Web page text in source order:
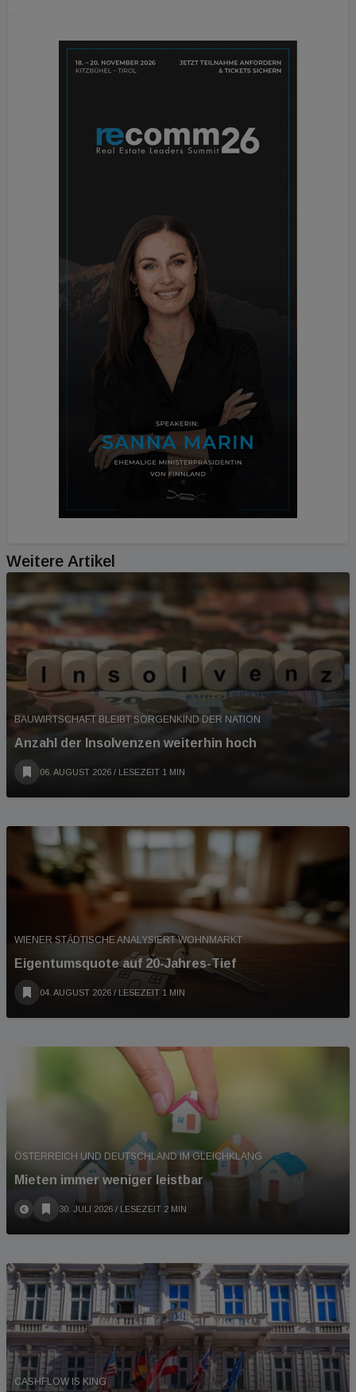
Weitere Artikel
BAUWIRTSCHAFT BLEIBT SORGENKIND DER NATION
Anzahl der Insolvenzen weiterhin hoch
06. AUGUST 2026 / LESEZEIT 1 MIN
WIENER STÄDTISCHE ANALYSIERT WOHNMARKT
Eigentumsquote auf 20-Jahres-Tief
04. AUGUST 2026 / LESEZEIT 1 MIN
ÖSTERREICH UND DEUTSCHLAND IM GLEICHKLANG
Mieten immer weniger leistbar
30. JULI 2026 / LESEZEIT 2 MIN
CASHFLOW IS KING